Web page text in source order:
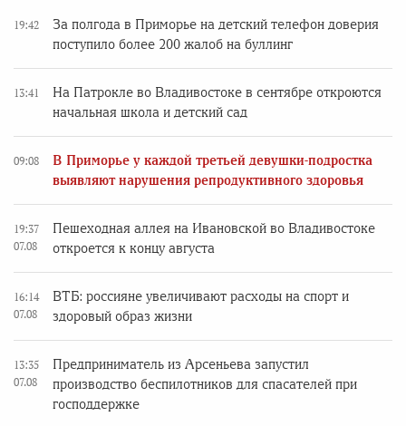
19:42
За полгода в Приморье на детский телефон доверия
поступило более 200 жалоб на буллинг
13:41
На Патрокле во Владивостоке в сентябре откроются
начальная школа и детский сад
09:08
В Приморье у каждой третьей девушки-подростка
выявляют нарушения репродуктивного здоровья
19:37
07.08
Пешеходная аллея на Ивановской во Владивостоке
откроется к концу августа
16:14
07.08
ВТБ: россияне увеличивают расходы на спорт и
здоровый образ жизни
13:35
07.08
Предприниматель из Арсеньева запустил
производство беспилотников для спасателей при
господдержке